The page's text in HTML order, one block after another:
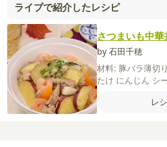
ライブで紹介したレシピ
さつまいも中華
by 石田千穂
材料: 豚バラ薄切
たけ にんじん シ
しょ
レ